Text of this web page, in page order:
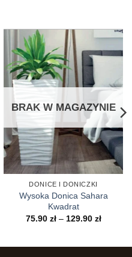
BRAK W MAGAZYNIE
DONICE I DONICZKI
Wysoka Donica Sahara
Kwadrat
75.90 zł – 129.90 złZakres